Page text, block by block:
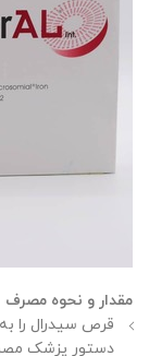
مقدار و نحوه مصرف
قرص سیدرال را
دستور پزشک